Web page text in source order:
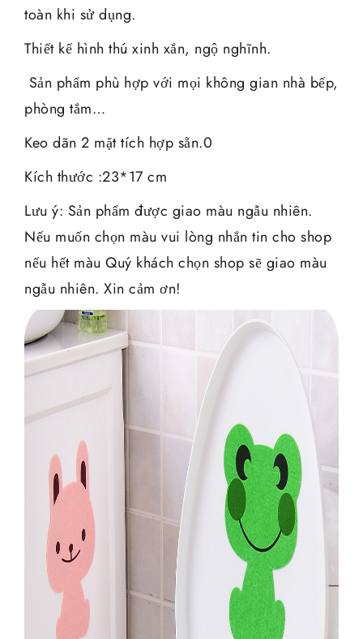
toàn khi sử dụng.
Thiết kế hình thú xinh xắn, ngộ nghĩnh.
Sản phẩm phù hợp với mọi không gian nhà bếp,
phòng tắm…
Keo dãn 2 mặt tích hợp sẵn.0
Kích thước :23*17 cm
Lưu ý: Sản phẩm được giao màu ngẫu nhiên.
Nếu muốn chọn màu vui lòng nhắn tin cho shop
nếu hết màu Quý khách chọn shop sẽ giao màu
ngẫu nhiên. Xin cảm ơn!